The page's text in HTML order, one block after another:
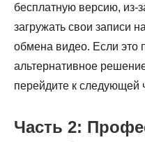
бесплатную версию, из-
загружать свои записи
обмена видео. Если это
альтернативное
перейдите к следующей
Часть 2: